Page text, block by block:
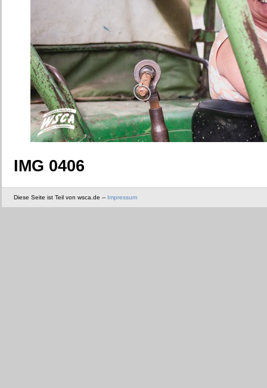
IMG 0406
Diese Seite ist Teil von wsca.de -- Impressum